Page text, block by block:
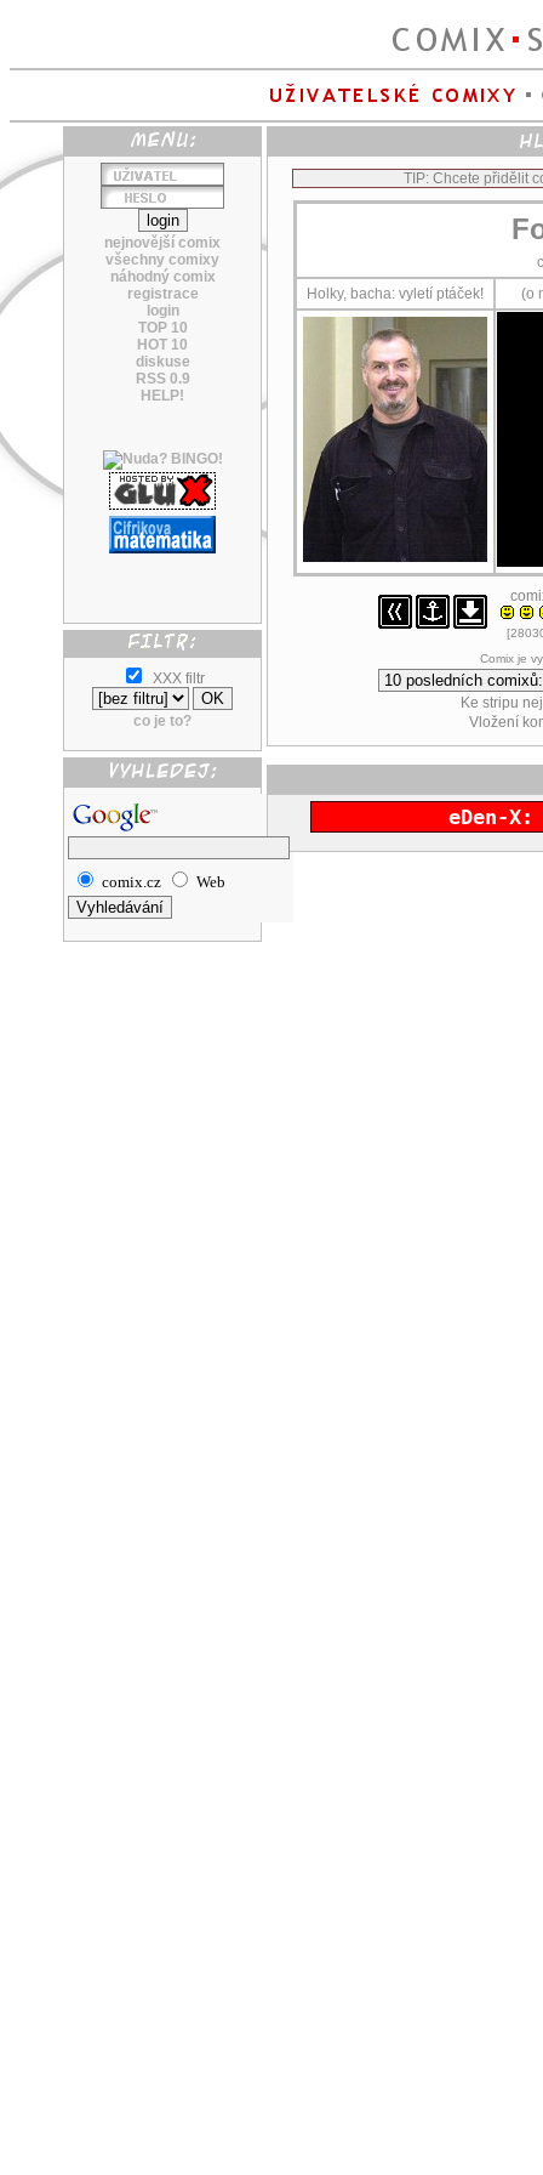
nejnovější comix
všechny comixy
náhodný comix
registrace
login
TOP 10
HOT 10
diskuse
RSS 0.9
HELP!
XXX filtr
co je to?
comix.cz Web
TIP: Chcete přidělit
Holky, bacha: vyletí ptáček!
(o
Comix je
Ke stripu
Vložení
eDen-